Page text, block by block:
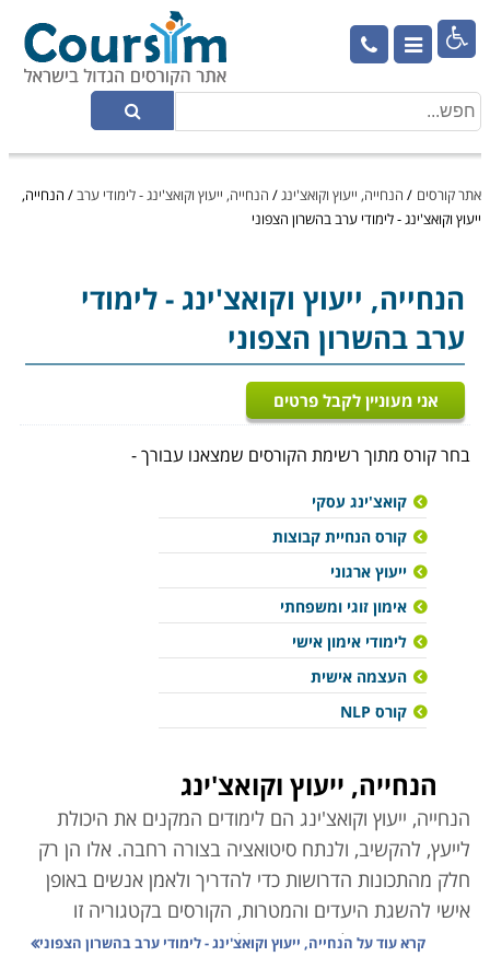

אתר קורסים / הנחייה, ייעוץ וקואצ'ינג/ הנחייה, ייעוץ וקואצ'ינג - לימודי ערב/ הנחייה,
ייעוץ וקואצ'ינג - לימודי ערב בהשרון הצפוני
הנחייה, ייעוץ וקואצ'ינג - לימודי
ערב בהשרון הצפוני
אני מעוניין לקבל פרטים
בחר קורס מתוך רשימת הקורסים שמצאנו עבורך -
קואצ'ינג עסקי
קורס הנחיית קבוצות
ייעוץ ארגוני
אימון זוגי ומשפחתי
לימודי אימון אישי
העצמה אישית
קורס NLP
הנחייה, ייעוץ וקואצ'ינג
הנחייה, ייעוץ וקואצ'ינג הם לימודים המקנים את היכולת
לייעץ, להקשיב, ולנתח סיטואציה בצורה רחבה. אלו הן רק
חלק מהתכונות הדרושות כדי להדריך ולאמן אנשים באופן
אישי להשגת היעדים והמטרות, הקורסים בקטגוריה זו
מעניקים את הכלים הדרושים לשם יצירת השינוי הפנימי
קרא עוד על הנחייה, ייעוץ וקואצ'ינג - לימודי ערב בהשרון הצפוני